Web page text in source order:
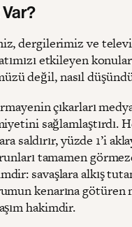
Var?
dergilerimiz ve
etkileyen
değil, nasıl
çıkarları
sağlamlaştırdı.
saldırır, yüzde 1’i
tamamen
savaşlara alkış
kenarına
hakimdir.